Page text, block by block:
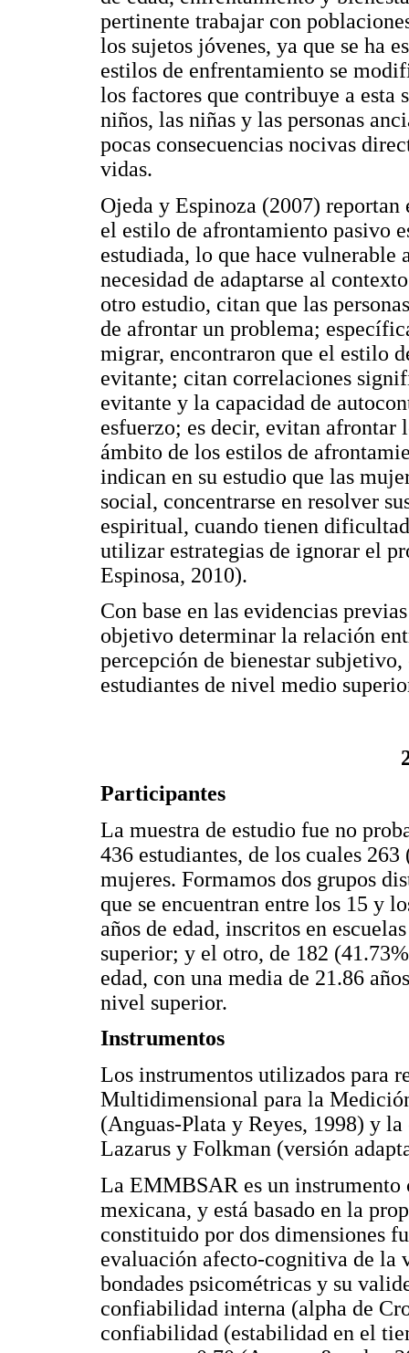
pertinente trabajar con
los sujetos jóvenes, ya que se ha
estilos de enfrentamiento se
los factores que contribuye a esta
niños, las niñas y las personas
pocas consecuencias nocivas
vidas.
Ojeda y Espinoza (2007)
el estilo de afrontamiento pasivo
estudiada, lo que hace
necesidad de adaptarse al
otro estudio, citan que las
de afrontar un problema;
migrar, encontraron que el estilo
evitante; citan correlaciones
evitante y la capacidad de
esfuerzo; es decir, evitan afrontar
ámbito de los estilos de
indican en su estudio que las
social, concentrarse en resolver
espiritual, cuando tienen
utilizar estrategias de ignorar el
Espinosa, 2010).
Con base en las evidencias
objetivo determinar la relación
percepción de bienestar
estudiantes de nivel medio
Participantes
La muestra de estudio fue no
436 estudiantes, de los cuales
mujeres. Formamos dos grupos
que se encuentran entre los 15 y
años de edad, inscritos en
superior; y el otro, de 182
edad, con una media de 21.86
nivel superior.
Instrumentos
Los instrumentos utilizados para
Multidimensional para la
(Anguas-Plata y Reyes, 1998) y
Lazarus y Folkman (versión
La EMMBSAR es un
mexicana, y está basado en la
constituido por dos dimensiones
evaluación afecto-cognitiva de la
bondades psicométricas y su
confiabilidad interna (alpha de
confiabilidad (estabilidad en el